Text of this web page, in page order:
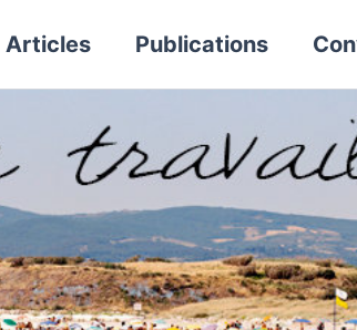
Articles Publications